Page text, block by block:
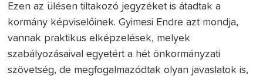
Ezen az ülésen tiltakozó jegyzéket is átadtak a
kormány képviselőinek. Gyimesi Endre azt mondja,
vannak praktikus elképzelések, melyek
szabályozásaival egyetért a hét önkormányzati
szövetség, de megfogalmazódtak olyan javaslatok is,